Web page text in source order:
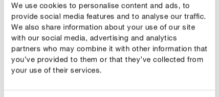
We use cookies to personalise content and ads, to
provide social media features and to analyse our traffic.
We also share information about your use of our site
with our social media, advertising and analytics
partners who may combine it with other information that
you’ve provided to them or that they’ve collected from
your use of their services.
parte superior das folhas. Na parte inferior das folhas é
possível encontrar gotas pretas de excrementos. Tanto
os percevejos já desenvolvidos com asas como as suas
larvas amareladas sugam a seiva na parte inferior das
folhas. Se a praga for intensa, as folhas começam a
enrolar-se e caem. Além dos percevejos mencionados